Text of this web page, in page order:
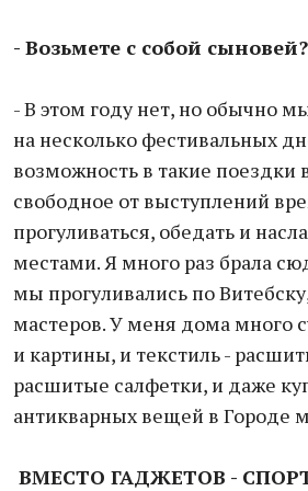
- Возьмете с собой сыновей?
- В этом году нет, но обычно
на несколько фестивальных
возможность в такие поездки
свободное от выступлений
прогуливаться, обедать и
местами. Я много раз брала
мы прогуливались по
мастеров. У меня дома много
и картины, и текстиль -
расшитые салфетки, и даже
антикварных вещей в Городе
ВМЕСТО ГАДЖЕТОВ -